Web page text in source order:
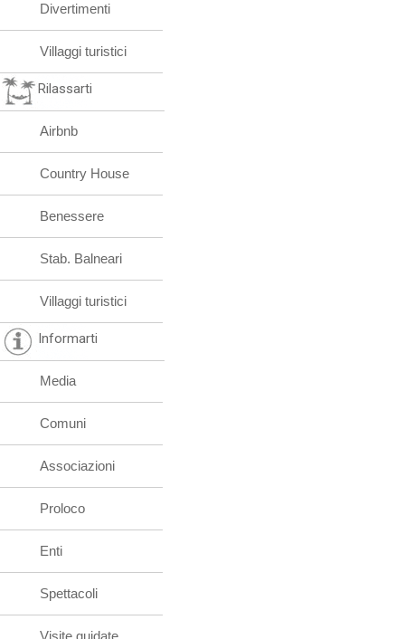
Divertimenti
Villaggi turistici
Rilassarti
Airbnb
Country House
Benessere
Stab. Balneari
Villaggi turistici
Informarti
Media
Comuni
Associazioni
Proloco
Enti
Spettacoli
Visite guidate